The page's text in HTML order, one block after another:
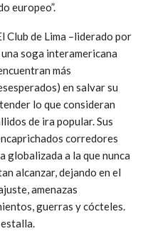
europeo”.
Club de Lima –liderado por
soga interamericana
más
en salvar su
lo que consideran
de ira popular. Sus
corredores
globalizada a la que nunca
alcanzar, dejando en el
amenazas
guerras y cócteles.